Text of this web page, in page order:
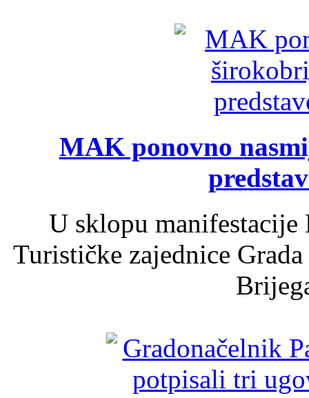
MAK ponovno
U sklopu
Turističke zajednice